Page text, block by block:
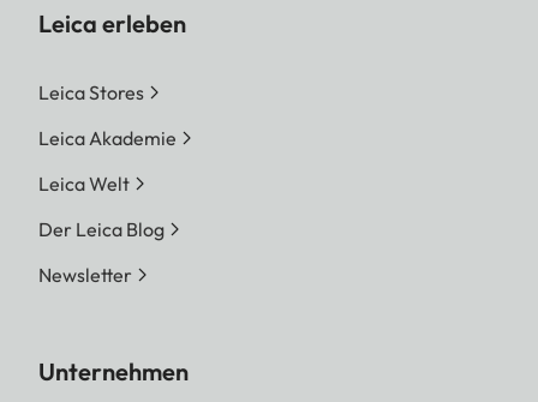
Leica erleben
Leica Stores
Leica Akademie
Leica Welt
Der Leica Blog
Newsletter
Unternehmen